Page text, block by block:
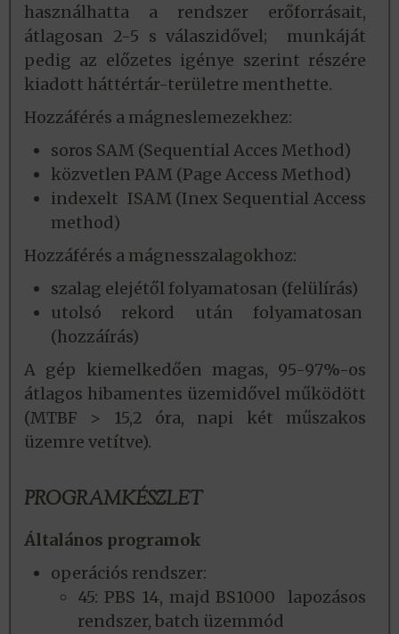
használhatta a rendszer erőforrásait,
átlagosan 2-5 s válaszidővel; munkáját
pedig az előzetes igénye szerint részére
kiadott háttértár-területre menthette.
Hozzáférés a mágneslemezekhez:
soros SAM (Sequential Acces Method)
közvetlen PAM (Page Access Method)
indexelt ISAM (Inex Sequential Access
method)
Hozzáférés a mágnesszalagokhoz:
szalag elejétől folyamatosan (felülírás)
utolsó rekord után folyamatosan
(hozzáírás)
A gép kiemelkedően magas, 95-97%-os
átlagos hibamentes üzemidővel működött
(MTBF > 15,2 óra, napi két műszakos
üzemre vetítve).
PROGRAMKÉSZLET
Általános programok
operációs rendszer:
45: PBS 14, majd BS1000 lapozásos
rendszer, batch üzemmód